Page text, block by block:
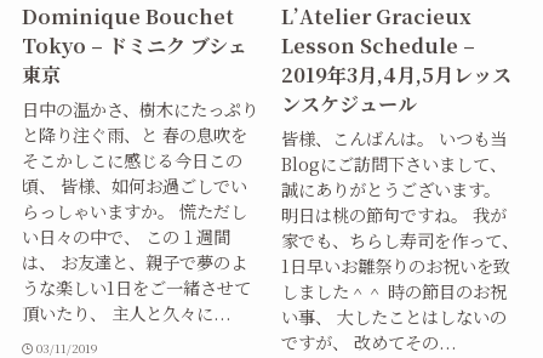
Dominique Bouchet
Tokyo – ドミニク ブシェ
東京
日中の温かさ、樹木にたっぷり
と降り注ぐ雨、と 春の息吹を
そこかしこに感じる今日この
頃、 皆様、如何お過ごしでい
らっしゃいますか。 慌ただし
い日々の中で、 この１週間
は、 お友達と、親子で夢のよ
うな楽しい1日をご一緒させて
頂いたり、 主人と久々に...
03/11/2019
L’Atelier Gracieux
Lesson Schedule –
2019年3月,4月,5月レッス
ンスケジュール
皆様、こんばんは。 いつも当
Blogにご訪問下さいまして、
誠にありがとうございます。
明日は桃の節句ですね。 我が
家でも、ちらし寿司を作って、
1日早いお雛祭りのお祝いを致
しました＾＾ 時の節目のお祝
い事、 大したことはしないの
ですが、 改めてその...